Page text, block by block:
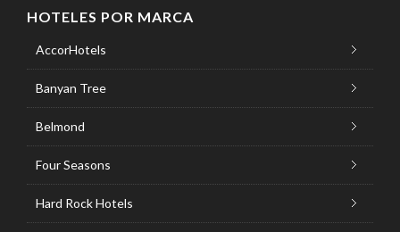
HOTELES POR MARCA
AccorHotels
Banyan Tree
Belmond
Four Seasons
Hard Rock Hotels